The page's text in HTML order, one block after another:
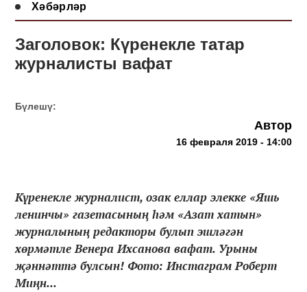
Хәбәрләр
Заголовок: Күренекле татар
журналисты вафат
Бүлешү:
Автор
16 февраля 2019 - 14:00
Күренекле журналист, озак еллар элекке «Яшь
ленинчы» газетасының һәм «Азат хатын»
журналының редакторы булып эшләгән
хөрмәтле Венера Ихсанова вафат. Урыны
җәннәттә булсын! Фото: Инстаграм Роберт
Миңн...